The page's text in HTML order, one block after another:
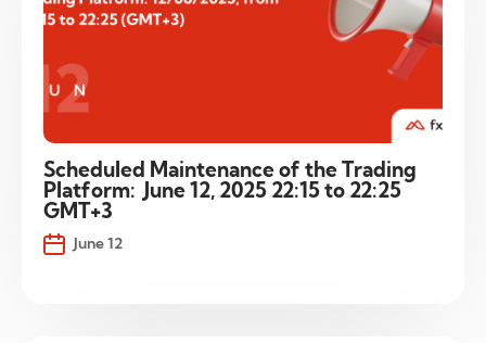
Scheduled Maintenance of the Trading
Platform: June 12, 2025 22:15 to 22:25
GMT+3
June 12